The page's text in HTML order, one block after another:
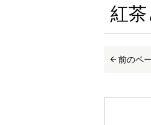
紅
前のペ